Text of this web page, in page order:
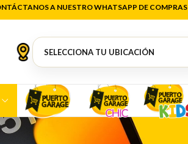
A NUESTRO WHATSAPP DE COMPRAS